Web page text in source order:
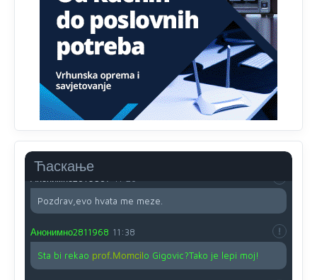
Ћаскање
Proguglajte
Анонимно2810587
11:21
O kako su cudni lvi ljudi,uzeli bi sve da mogu...a ja srce
svima fajem,radujem se tudjoj sreci.I ko ima i ko nema
na iso ce mjesto leci!
Анонимно2810587
11:24
Pozdrav,evo hvata me meze.
Анонимно2811968 11:38
Sta bi rekao prof.Momcilo Gigovic?Tako je lepi moj!